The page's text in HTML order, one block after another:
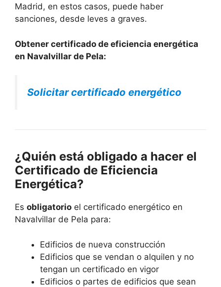
Madrid, en estos casos, puede haber
sanciones, desde leves a graves.
Obtener certificado de eficiencia energética
en Navalvillar de Pela:
Solicitar certificado energético
¿Quién está obligado a hacer el
Certificado de Eficiencia
Energética?
Es obligatorio el certificado energético en
Navalvillar de Pela para:
Edificios de nueva construcción
Edificios que se vendan o alquilen y no
tengan un certificado en vigor
Edificios o partes de edificios que sean